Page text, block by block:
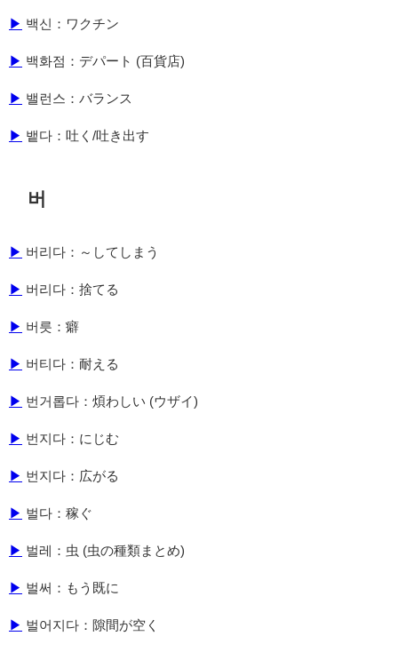
▶ 백신：ワクチン
▶ 백화점：デパート (百貨店)
▶ 밸런스：バランス
▶ 뱉다：吐く/吐き出す
버
▶ 버리다：～してしまう
▶ 버리다：捨てる
▶ 버릇：癖
▶ 버티다：耐える
▶ 번거롭다：煩わしい (ウザイ)
▶ 번지다：にじむ
▶ 번지다：広がる
▶ 벌다：稼ぐ
▶ 벌레：虫 (虫の種類まとめ)
▶ 벌써：もう既に
▶ 벌어지다：隙間が空く